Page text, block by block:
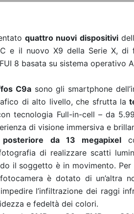
quattro nuovi dispositivi
e il nuovo X9 della Serie X,
8 basata su sistema operativo
C9asono gli smartphone
di alto livello, che sfrutta la
tecnologia Full-in-cell – da
di visione immersiva e
da 13 megapixel
di realizzare scatti
il soggetto è in movimento.
è dotato di un’altra
l’infiltrazione dei raggi
e fedeltà dei colori.